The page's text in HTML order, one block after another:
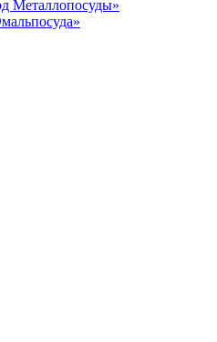
Металлопосуды»